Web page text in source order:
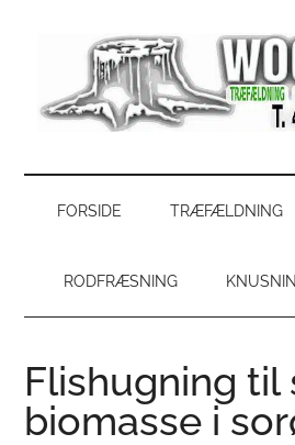
primær
footer
WoodCut
park
FORSIDE TRÆFÆLDNING
RODFRÆSNING
Flishugning til
biomasse i